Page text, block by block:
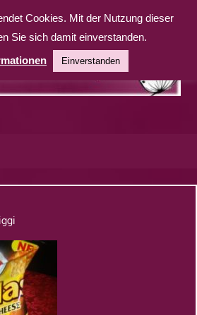
Cookies. Mit der Nutzung dieser
Sie sich damit einverstanden.
Einverstanden